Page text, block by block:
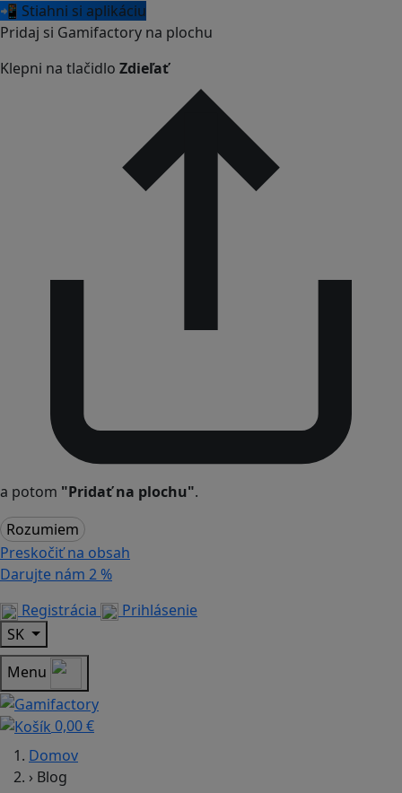
📲 Stiahni si aplikáciu
Pridaj si Gamifactory na plochu
Klepni na tlačidlo Zdieľať
a potom "Pridať na plochu".
Rozumiem
Preskočiť na obsah
Darujte nám 2 %
Registrácia
Prihlásenie
SK
Menu
0,00 €
Domov
› Blog